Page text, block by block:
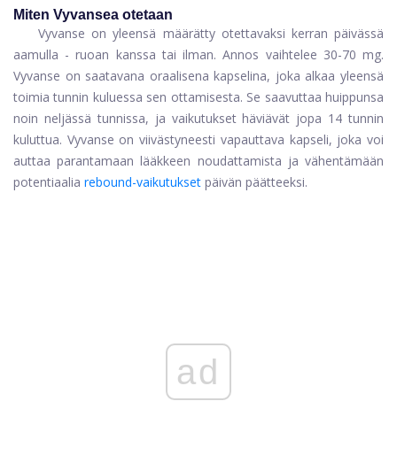
Miten Vyvansea otetaan
Vyvanse on yleensä määrätty otettavaksi kerran päivässä
aamulla - ruoan kanssa tai ilman. Annos vaihtelee 30-70 mg.
Vyvanse on saatavana oraalisena kapselina, joka alkaa yleensä
toimia tunnin kuluessa sen ottamisesta. Se saavuttaa huippunsa
noin neljässä tunnissa, ja vaikutukset häviävät jopa 14 tunnin
kuluttua. Vyvanse on viivästyneesti vapauttava kapseli, joka voi
auttaa parantamaan lääkkeen noudattamista ja vähentämään
potentiaalia rebound-vaikutukset päivän päätteeksi.
ad